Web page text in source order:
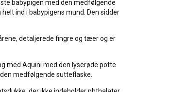
babypigen med den medfølgende
ind i babypigens mund. Den sidder
detaljerede fingre og tæer og er
med Aquini med den lyserøde potte
medfølgende sutteflaske.